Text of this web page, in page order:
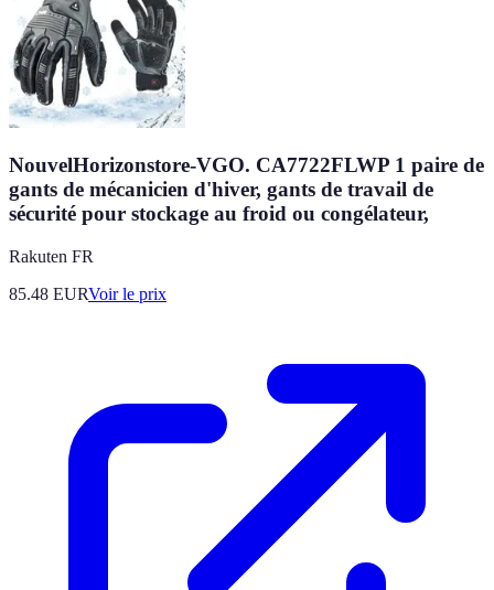
NouvelHorizonstore-VGO. CA7722FLWP 1 paire de
gants de mécanicien d'hiver, gants de travail de
sécurité pour stockage au froid ou congélateur,
Rakuten FR
85.48 EURVoir le prix